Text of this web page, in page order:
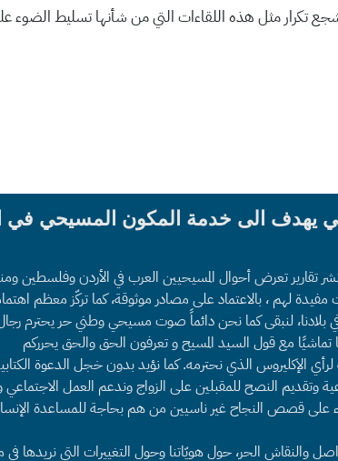
تكرار مثل هذه اللقاءات التي من شأنها تسليط الضوء
يهدف الى خدمة المكون المسيحي في
تقارير تعرض أحوال المسيحيين العرب في الأردن وفلسطين
لهم ، بالاعتماد على مصادر موثوقة، كما تركّز معظم
بلادنا، لنبقى كما نحن دائماً صوت مسيحي وطني حر يحترم
مع قول السيد المسيح و تعرفون الحق والحق يحرركم
لرأي الإكليروس الذي نحترمه. كما نؤيد بدون خجل الدعوة
وتقديم النصح للمقبلين على الزواج وندعم العمل
على قصص النجاح غير ناسيين من هم بحاجة للمساعدة
والنقاش الحر، حول هويّاتنا وحول التغييرات التي نريدها في